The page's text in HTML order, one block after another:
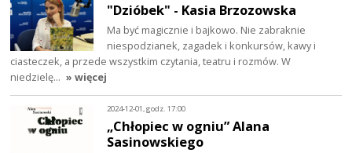
"Dzióbek" - Kasia Brzozowska
Ma być magicznie i bajkowo. Nie zabraknie
niespodzianek, zagadek i konkursów, kawy i
ciasteczek, a przede wszystkim czytania, teatru i rozmów. W
niedzielę… » więcej
2024-12-01, godz. 17:00
„Chłopiec w ogniu” Alana
Sasinowskiego